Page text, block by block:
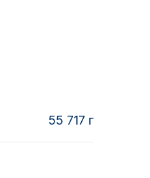
2023
Положение
55 717 г